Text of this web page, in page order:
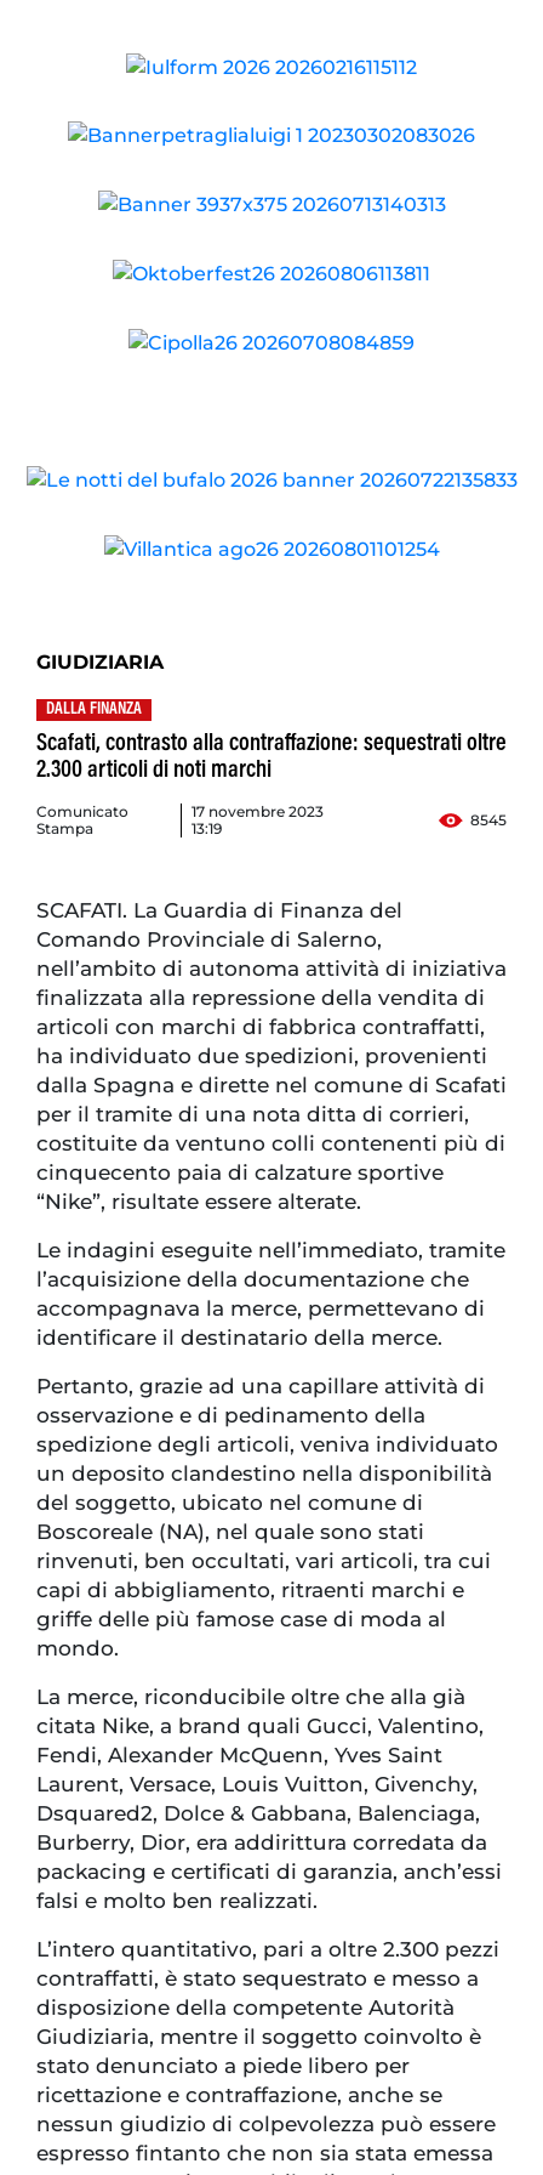
GIUDIZIARIA
DALLA FINANZA
Scafati, contrasto alla contraffazione: sequestrati oltre
2.300 articoli di noti marchi
Comunicato
Stampa
17 novembre 2023
13:19
8545
SCAFATI. La Guardia di Finanza del
Comando Provinciale di Salerno,
nell’ambito di autonoma attività di iniziativa
finalizzata alla repressione della vendita di
articoli con marchi di fabbrica contraffatti,
ha individuato due spedizioni, provenienti
dalla Spagna e dirette nel comune di Scafati
per il tramite di una nota ditta di corrieri,
costituite da ventuno colli contenenti più di
cinquecento paia di calzature sportive
“Nike”, risultate essere alterate.
Le indagini eseguite nell’immediato, tramite
l’acquisizione della documentazione che
accompagnava la merce, permettevano di
identificare il destinatario della merce.
Pertanto, grazie ad una capillare attività di
osservazione e di pedinamento della
spedizione degli articoli, veniva individuato
un deposito clandestino nella disponibilità
del soggetto, ubicato nel comune di
Boscoreale (NA), nel quale sono stati
rinvenuti, ben occultati, vari articoli, tra cui
capi di abbigliamento, ritraenti marchi e
griffe delle più famose case di moda al
mondo.
La merce, riconducibile oltre che alla già
citata Nike, a brand quali Gucci, Valentino,
Fendi, Alexander McQuenn, Yves Saint
Laurent, Versace, Louis Vuitton, Givenchy,
Dsquared2, Dolce & Gabbana, Balenciaga,
Burberry, Dior, era addirittura corredata da
packacing e certificati di garanzia, anch’essi
falsi e molto ben realizzati.
L’intero quantitativo, pari a oltre 2.300 pezzi
contraffatti, è stato sequestrato e messo a
disposizione della competente Autorità
Giudiziaria, mentre il soggetto coinvolto è
stato denunciato a piede libero per
ricettazione e contraffazione, anche se
nessun giudizio di colpevolezza può essere
espresso fintanto che non sia stata emessa